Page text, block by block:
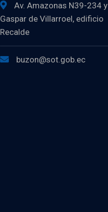
Av. Amazonas N39-234 y
Gaspar de Villarroel, edificio
Recalde
buzon@sot.gob.ec